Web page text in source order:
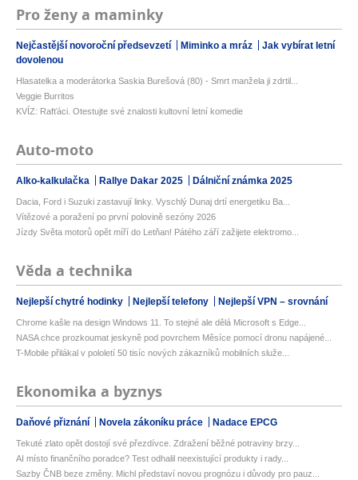
Pro ženy a maminky
Nejčastější novoroční předsevzetí Miminko a mráz
Jak vybírat letní
dovolenou
Hlasatelka a moderátorka Saskia Burešová (80) - Smrt manžela ji zdrtil...
Veggie Burritos
KVÍZ: Rafťáci. Otestujte své znalosti kultovní letní komedie
Auto-moto
Alko-kalkulačka Rallye Dakar 2025 Dálniční známka 2025
Dacia, Ford i Suzuki zastavují linky. Vyschlý Dunaj drtí energetiku Ba...
Vítězové a poražení po první polovině sezóny 2026
Jízdy Světa motorů opět míří do Letňan! Pátého září zažijete elektromo...
Věda a technika
Nejlepší chytré hodinky Nejlepší telefony Nejlepší VPN – srovnání
Chrome kašle na design Windows 11. To stejné ale dělá Microsoft s Edge...
NASA chce prozkoumat jeskyně pod povrchem Měsíce pomocí dronu napájené...
T-Mobile přilákal v pololetí 50 tisíc nových zákazníků mobilních služe...
Ekonomika a byznys
Daňové přiznání Novela zákoníku práce Nadace EPCG
Tekuté zlato opět dostojí své přezdívce. Zdražení běžné potraviny brzy...
AI místo finančního poradce? Test odhalil neexistující produkty i rady...
Sazby ČNB beze změny. Michl představí novou prognózu i důvody pro pauz...